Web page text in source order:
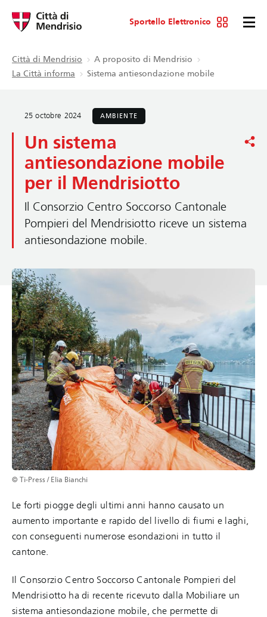
Sportello Elettronico
Città di Mendrisio
A proposito di Mendrisio
La Città informa
Sistema antiesondazione mobile
25 octobre 2024 AMBIENTE
Un sistema
antiesondazione mobile
per il Mendrisiotto
Il Consorzio Centro Soccorso Cantonale
Pompieri del Mendrisiotto riceve un sistema
antiesondazione mobile.
© Ti-Press / Elia Bianchi
Le forti piogge degli ultimi anni hanno causato un
aumento importante e rapido del livello di fiumi e laghi,
con conseguenti numerose esondazioni in tutto il
cantone.
Il Consorzio Centro Soccorso Cantonale Pompieri del
Mendrisiotto ha di recente ricevuto dalla Mobiliare un
sistema antiesondazione mobile, che permette di